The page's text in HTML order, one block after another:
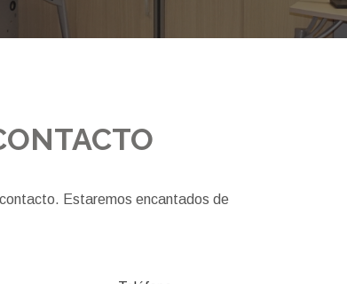
Estaremos encantados de